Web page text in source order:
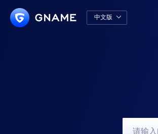
中文版 